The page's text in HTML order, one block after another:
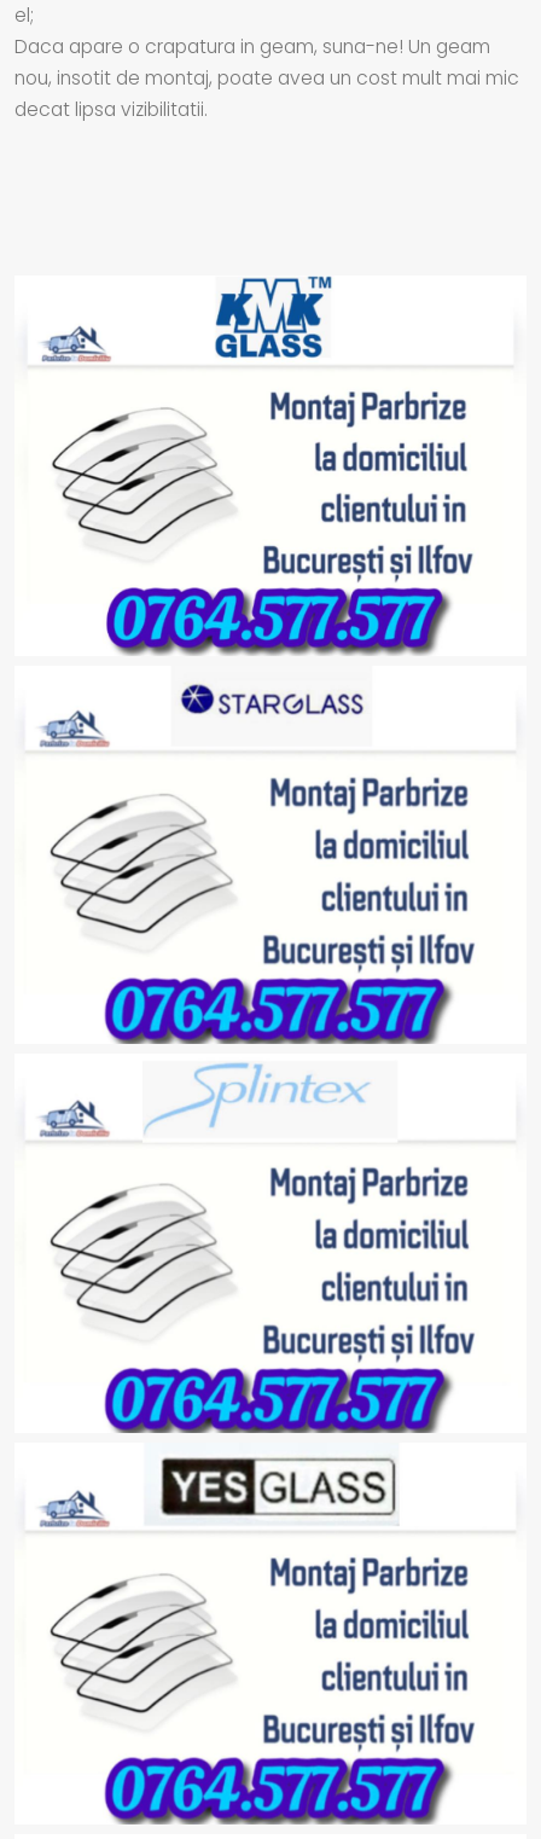
el;
Daca apare o crapatura in geam, suna-ne! Un geam
nou, insotit de montaj, poate avea un cost mult mai mic
decat lipsa vizibilitatii.